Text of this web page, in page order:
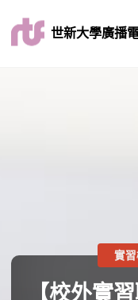
世新大學廣播
【校外實
實